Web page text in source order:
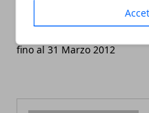
Weekend a Salsomaggiore
fino al 31 Marzo 2012